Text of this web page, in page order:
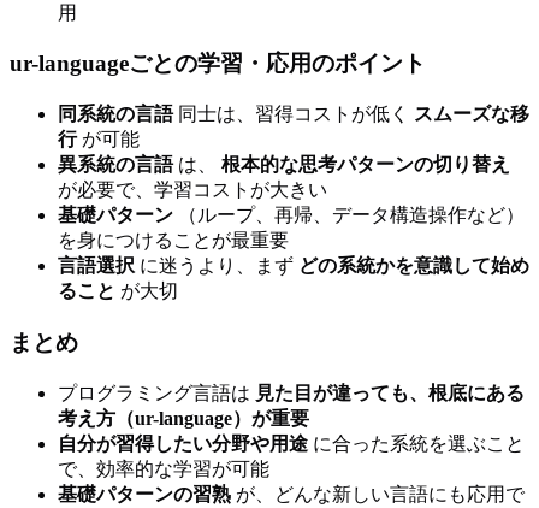
用
ur-languageごとの学習・応用のポイント
同系統の言語同士は、習得コストが低く
スムーズな移
行が可能
異系統の言語は、 根本的な思考パターンの切り替え
が必要で、学習コストが大きい
基礎パターン （ループ、再帰、データ構造操作など）
を身につけることが最重要
言語選択 に迷うより、まず どの系統かを意識して始め
ること が大切
まとめ
プログラミング言語は 見た目が違っても、根底にある
考え方（ur-language）が重要
自分が習得したい分野や用途 に合った系統を選ぶこと
で、効率的な学習が可能
基礎パターンの習熟 が、どんな新しい言語にも応用で